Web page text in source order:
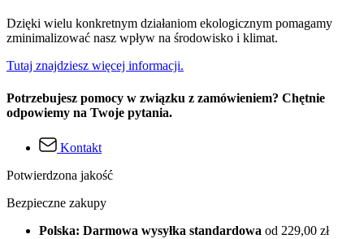
Dzięki wielu konkretnym działaniom ekologicznym pomagamy
zminimalizować nasz wpływ na środowisko i klimat.
Tutaj znajdziesz więcej informacji.
Potrzebujesz pomocy w związku z zamówieniem? Chętnie
odpowiemy na Twoje pytania.
Kontakt
Potwierdzona jakość
Bezpieczne zakupy
Polska: Darmowa wysyłka standardowa od 229,00 zł